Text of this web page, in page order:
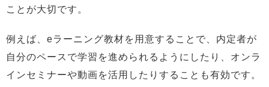
ことが大切です。
例えば、eラーニング教材を用意することで、内定者が
自分のペースで学習を進められるようにしたり、オンラ
インセミナーや動画を活用したりすることも有効です。